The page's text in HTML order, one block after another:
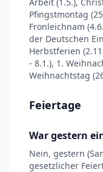
Pfingstmontag
Fronleichnam
der Deutschen
Herbstferien
- 8.1.), 1.
Weihnachtstag
Feiertage
War gestern
Nein, gestern
gesetzlicher